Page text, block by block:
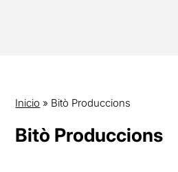
Inicio » Bitò Produccions
Bitò Produccions